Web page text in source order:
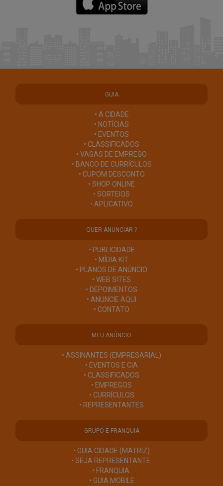
GUIA
• A CIDADE
• NOTÍCIAS
• EVENTOS
• CLASSIFICADOS
• VAGAS DE EMPREGO
• BANCO DE CURRÍCULOS
• CUPOM DESCONTO
• SHOP ONLINE
• SORTEIOS
• APLICATIVO
QUER ANUNCIAR ?
• PUBLICIDADE
• MÍDIA KIT
• PLANOS DE ANÚNCIO
• WEB SITES
• DEPOIMENTOS
• ANUNCIE AQUI
• CONTATO
MEU ANÚNCIO
• ASSINANTES (EMPRESARIAL)
• EVENTOS E CIA
• CLASSIFICADOS
• EMPREGOS
• CURRÍCULOS
• REPRESENTANTES
GRUPO E FRANQUIA
• GUIA CIDADE (MATRIZ)
• SEJA REPRESENTANTE
• FRANQUIA
• GUIA MOBILE